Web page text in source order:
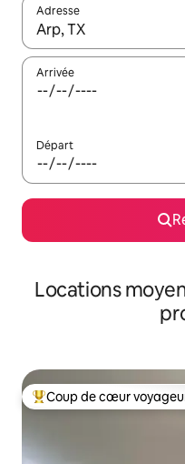
Adresse
Lorsque les résultats
Arrivée
Départ
Locations
Coups de cœur
Coup de cœur